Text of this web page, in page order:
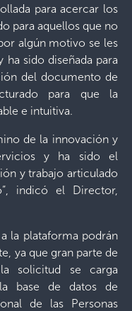
para acercar los
para aquellos que no
algún motivo se les
sido diseñada para
del documento de
para que la
e intuitiva.
de la innovación y
y ha sido el
y trabajo articulado
indicó el Director,
la plataforma podrán
ya que gran parte de
solicitud se carga
base de datos de
de las Personas